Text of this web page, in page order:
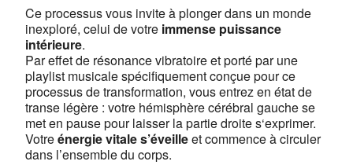
Voir Évènements
This page can't load Google Maps correctly.
Do you own this website? OK
Ce processus vous invite à plonger dans un monde
inexploré, celui de votre immense puissance
intérieure.
Par effet de résonance vibratoire et porté par une
playlist musicale spécifiquement conçue pour ce
processus de transformation, vous entrez en état de
transe légère : votre hémisphère cérébral gauche se
met en pause pour laisser la partie droite s‘exprimer.
Votreénergie vitale s’éveilleet commence à circuler
dans l’ensemble du corps.